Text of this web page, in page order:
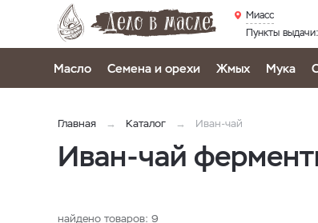
Миасс
Пункты выдачи:
Масло Семена и орехи Жмых Мука
Главная Каталог Иван-чай
Иван-чай
найдено товаров: 9